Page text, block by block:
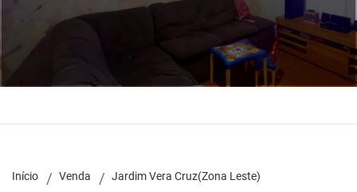
Início Venda Jardim Vera Cruz(Zona Leste)